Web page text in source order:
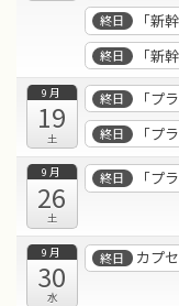
終日 「新
終日 「新
9月
19
土
終日 「プ
終日 「プ
9月
26
土
終日 「プ
9月
30
水
終日 カプ